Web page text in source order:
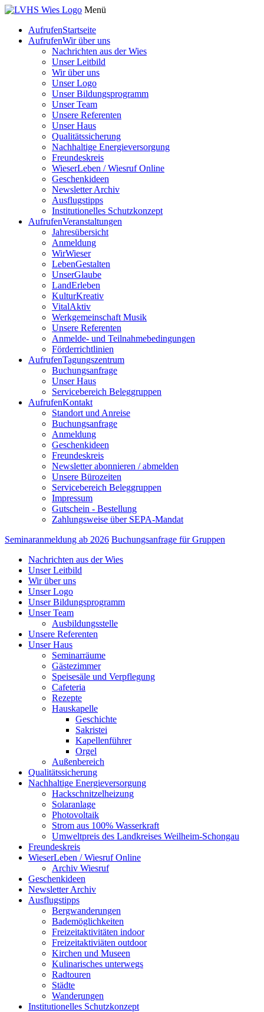
Menü
AufrufenStartseite
AufrufenWir über uns
Nachrichten aus der Wies
Unser Leitbild
Wir über uns
Unser Logo
Unser Bildungsprogramm
Unser Team
Unsere Referenten
Unser Haus
Qualitätssicherung
Nachhaltige Energieversorgung
Freundeskreis
WieserLeben / Wiesruf Online
Geschenkideen
Newsletter Archiv
Ausflugstipps
Institutionelles Schutzkonzept
AufrufenVeranstaltungen
Jahresübersicht
Anmeldung
WirWieser
LebenGestalten
UnserGlaube
LandErleben
KulturKreativ
VitalAktiv
Werkgemeinschaft Musik
Unsere Referenten
Anmelde- und Teilnahmebedingungen
Förderrichtlinien
AufrufenTagungszentrum
Buchungsanfrage
Unser Haus
Servicebereich Beleggruppen
AufrufenKontakt
Standort und Anreise
Buchungsanfrage
Anmeldung
Geschenkideen
Freundeskreis
Newsletter abonnieren / abmelden
Unsere Bürozeiten
Servicebereich Beleggruppen
Impressum
Gutschein - Bestellung
Zahlungsweise über SEPA-Mandat
Seminaranmeldung ab 2026 Buchungsanfrage für Gruppen
Nachrichten aus der Wies
Unser Leitbild
Wir über uns
Unser Logo
Unser Bildungsprogramm
Unser Team
Ausbildungsstelle
Unsere Referenten
Unser Haus
Seminarräume
Gästezimmer
Speisesäle und Verpflegung
Cafeteria
Rezepte
Hauskapelle
Geschichte
Sakristei
Kapellenführer
Orgel
Außenbereich
Qualitätssicherung
Nachhaltige Energieversorgung
Hackschnitzelheizung
Solaranlage
Photovoltaik
Strom aus 100% Wasserkraft
Umweltpreis des Landkreises Weilheim-Schongau
Freundeskreis
WieserLeben / Wiesruf Online
Archiv Wiesruf
Geschenkideen
Newsletter Archiv
Ausflugstipps
Bergwanderungen
Bademöglichkeiten
Freizeitaktivitäten indoor
Freizeitaktiviäten outdoor
Kirchen und Museen
Kulinarisches unterwegs
Radtouren
Städte
Wanderungen
Institutionelles Schutzkonzept